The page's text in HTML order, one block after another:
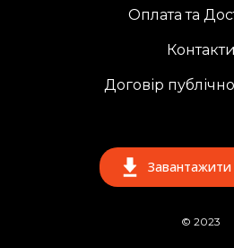
Оплата та
Контакти
Договір
Завантажити
© 2023